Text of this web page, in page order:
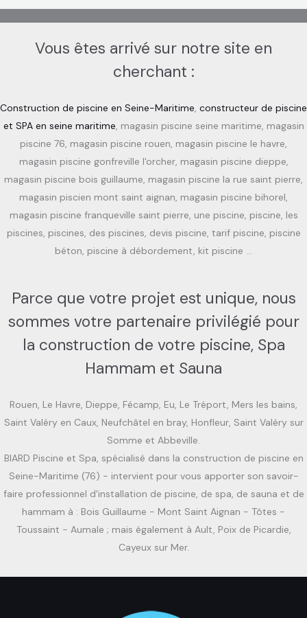
Vous êtes arrivé sur notre site en
cherchant :
Construction de piscine en Seine-Maritime, constructeur de piscine
et SPA en seine maritime, magasin piscine seine maritime, magasin
piscine 76, magasin piscine rouen, magasin piscine le havre,
magasin piscine gonfreville l'orcher, magasin piscine dieppe,
magasin piscine bois guillaume, magasin piscine la rue saint pierre,
magasin piscien mont saint aignan, magasin piscine bihorel,
magasin piscine franqueville saint pierre, une piscine, piscine, les
piscines, piscines, des piscines, devis piscine, tarif piscine, piscine
béton, piscine à débordement, kit piscine …
Parce que votre projet est unique, nous
sommes votre partenaire privilégié pour
la construction de votre piscine, Spa
Hammam et Sauna
Rouen, Le Havre, Dieppe, Fécamp, Eu, Le Tréport, Mers les bains,
Saint Valéry en Caux, Neufchâtel en bray, Honfleur, Saint Valéry sur
Somme et Abbeville.
BIARD Piscine et Spa, spécialisé dans la construction de piscine en
Seine-Maritime (76) - intervient pour vous apporter son savoir-
faire professionnel d'installation de piscine, de spa, de sauna et de
hammam à : Bois Guillaume - Mont Saint Aignan - Tôtes -
Toussaint - Aumale ; mais également à Ault, Poix de Picardie,
Cayeux sur Mer.